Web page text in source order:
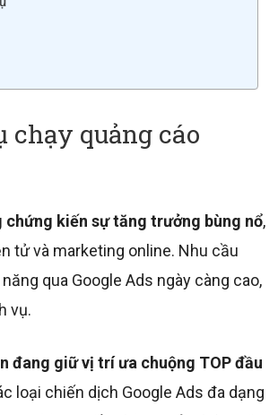
quảng cáo
kiến sự tăng trưởng bùng nổ,
tử và marketing online. Nhu cầu
qua Google Ads ngày càng cao,
vụ.
đang giữ vị trí ưa chuộng TOP đầu
loại chiến dịch Google Ads đa dạng